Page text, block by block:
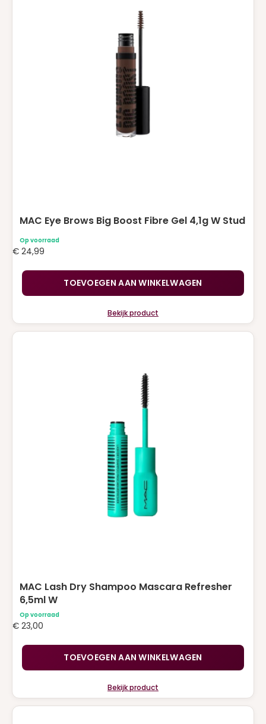
MAC Eye Brows Big Boost Fibre Gel 4,1g W Stud
Op voorraad
€ 24,99
TOEVOEGEN AAN WINKELWAGEN
Bekijk product
MAC Lash Dry Shampoo Mascara Refresher
6,5ml W
Op voorraad
€ 23,00
TOEVOEGEN AAN WINKELWAGEN
Bekijk product